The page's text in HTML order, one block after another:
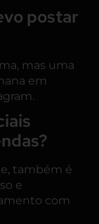
postar
mas uma
em
também é
e
com